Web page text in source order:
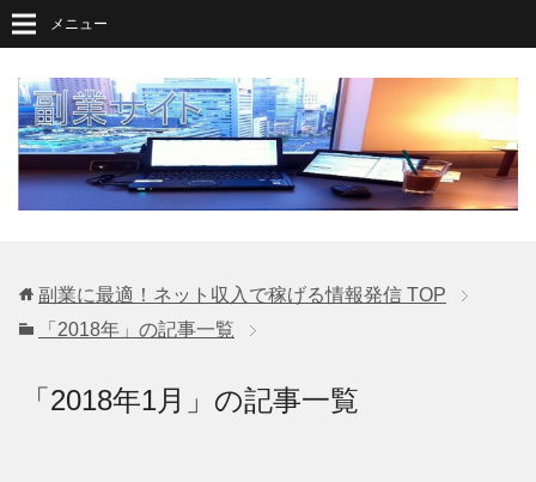
メニュー
副業に最適！ネット収入で稼げる情報発信 TOP
「2018年」の記事一覧
「2018年1月」の記事一覧